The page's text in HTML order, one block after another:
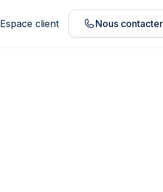
Espace client Nous contacter